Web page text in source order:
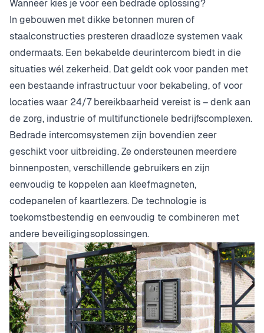
Wanneer kies je voor een bedrade oplossing?
In gebouwen met dikke betonnen muren of
staalconstructies presteren draadloze systemen vaak
ondermaats. Een bekabelde deurintercom biedt in die
situaties wél zekerheid. Dat geldt ook voor panden met
een bestaande infrastructuur voor bekabeling, of voor
locaties waar 24/7 bereikbaarheid vereist is – denk aan
de zorg, industrie of multifunctionele bedrijfscomplexen.
Bedrade intercomsystemen zijn bovendien zeer
geschikt voor uitbreiding. Ze ondersteunen meerdere
binnenposten, verschillende gebruikers en zijn
eenvoudig te koppelen aan kleefmagneten,
codepanelen of kaartlezers. De technologie is
toekomstbestendig en eenvoudig te combineren met
andere beveiligingsoplossingen.